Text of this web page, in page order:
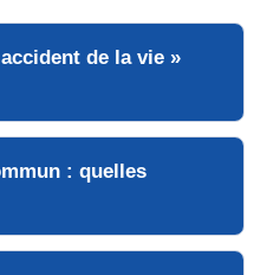
de la vie »
: quelles